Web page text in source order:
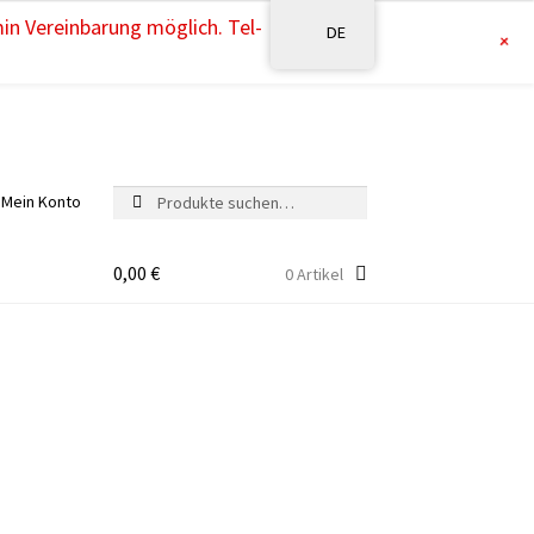
Suche
Suche
Mein Konto
0,00€ 0 Artikel
Vereinbarung möglich. Tel-
+
DE